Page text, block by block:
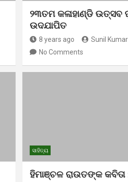
୨୩ତମ କଳାହାଣ୍ଡି ଉତ୍ସବ
ଉଦଯାପିତ
8 years ago
Sunil
No Comments
ସାହିତ୍ୟ
ହିମାଞ୍ଚଳ ରାଉତଙ୍କ